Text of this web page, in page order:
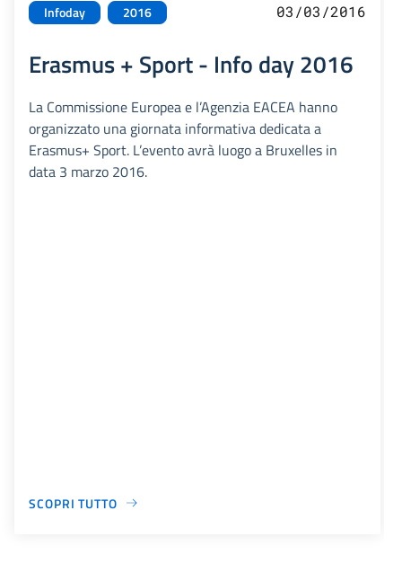
Infoday 2016 03/03/2016
Erasmus + Sport - Info day 2016
La Commissione Europea e l’Agenzia EACEA hanno
organizzato una giornata informativa dedicata a
Erasmus+ Sport. L’evento avrà luogo a Bruxelles in
data 3 marzo 2016.
SCOPRI TUTTO